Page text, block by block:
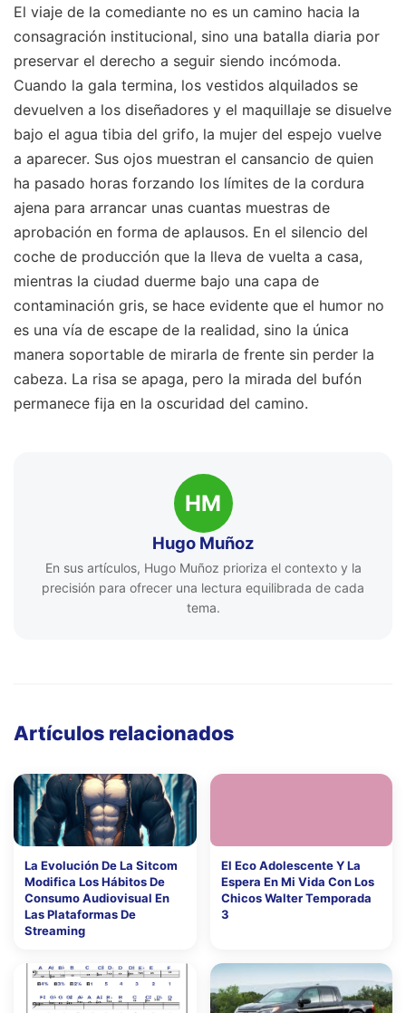
El viaje de la comediante no es un camino hacia la
consagración institucional, sino una batalla diaria por
preservar el derecho a seguir siendo incómoda.
Cuando la gala termina, los vestidos alquilados se
devuelven a los diseñadores y el maquillaje se disuelve
bajo el agua tibia del grifo, la mujer del espejo vuelve
a aparecer. Sus ojos muestran el cansancio de quien
ha pasado horas forzando los límites de la cordura
ajena para arrancar unas cuantas muestras de
aprobación en forma de aplausos. En el silencio del
coche de producción que la lleva de vuelta a casa,
mientras la ciudad duerme bajo una capa de
contaminación gris, se hace evidente que el humor no
es una vía de escape de la realidad, sino la única
manera soportable de mirarla de frente sin perder la
cabeza. La risa se apaga, pero la mirada del bufón
permanece fija en la oscuridad del camino.
HM
Hugo Muñoz
En sus artículos, Hugo Muñoz prioriza el contexto y la
precisión para ofrecer una lectura equilibrada de cada
tema.
Artículos relacionados
La Evolución De La Sitcom
Modifica Los Hábitos De
Consumo Audiovisual En
Las Plataformas De
Streaming
El Eco Adolescente Y La
Espera En Mi Vida Con Los
Chicos Walter Temporada
3